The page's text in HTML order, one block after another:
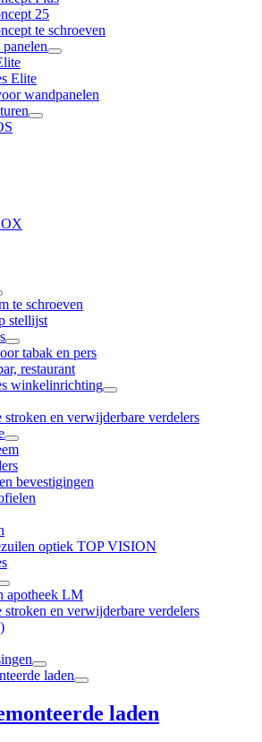
25
te schroeven
Elite
wandpanelen
te schroeven
stellijst
tabak en pers
restaurant
winkelinrichting
stroken en verwijderbare verdelers
bevestigingen
optiek TOP VISION
apotheek LM
stroken en verwijderbare verdelers
laden
laden